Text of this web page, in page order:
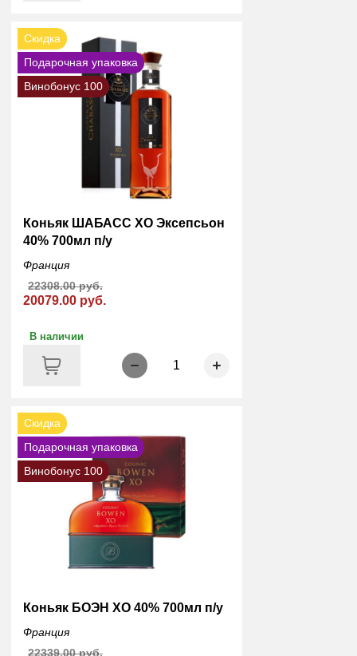
Скидка
Подарочная упаковка
Винобонус 100
Коньяк ШАБАСС XO Эксепсьон
40% 700мл п/у
Франция
20079.00 руб.
22308.00 руб.
В наличии
1
Скидка
Подарочная упаковка
Винобонус 100
Коньяк БОЭН XO 40% 700мл п/у
Франция
22339.00 руб.